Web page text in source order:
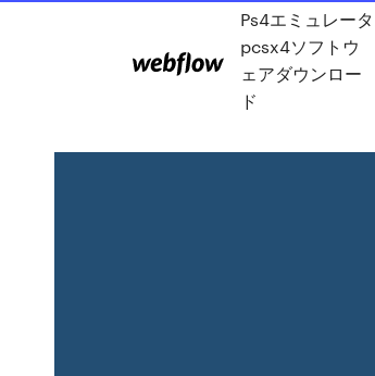
Ps4エミュレータ
pcsx4ソフトウ
ェアダウンロー
ド